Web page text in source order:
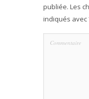
publiée. Les
indiqués avec